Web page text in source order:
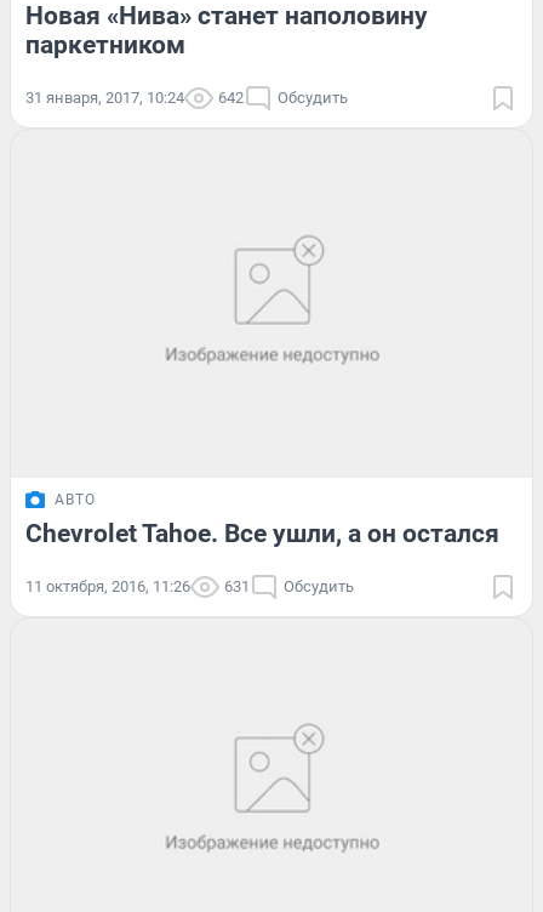
Новая «Нива» станет наполовину
паркетником
31 января, 2017, 10:24 642 Обсудить
АВТО
Chevrolet Tahoe. Все ушли, а он остался
11 октября, 2016, 11:26 631 Обсудить